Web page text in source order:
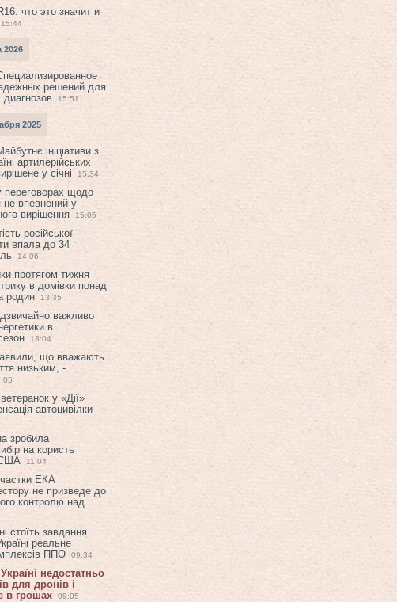
что это значит и
15:44
2026
решений для
15:51
2025
ініціативи з
артилерійських
у січні
15:34
переговорах щодо
не впевнений у
вирішення
15:05
російської
впала до 34
14:06
протягом тижня
в домівки понад
родин
13:35
важливо
в
13:04
що вважають
низьким, -
у «Дії»
автоцивілки
зробила
на користь
США
11:04
ЕКА
не призведе до
контролю над
стоїть завдання
реальне
ППО
09:34
недостатньо
для дронів і
в грошах
09:05